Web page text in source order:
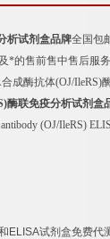
析试剂盒品牌全国包
*的售前售中售后服务
合成酶抗体(OJ/IleRS)
酶联免疫分析试剂盒
(OJ/IleRS)
ELISA试剂盒免费代